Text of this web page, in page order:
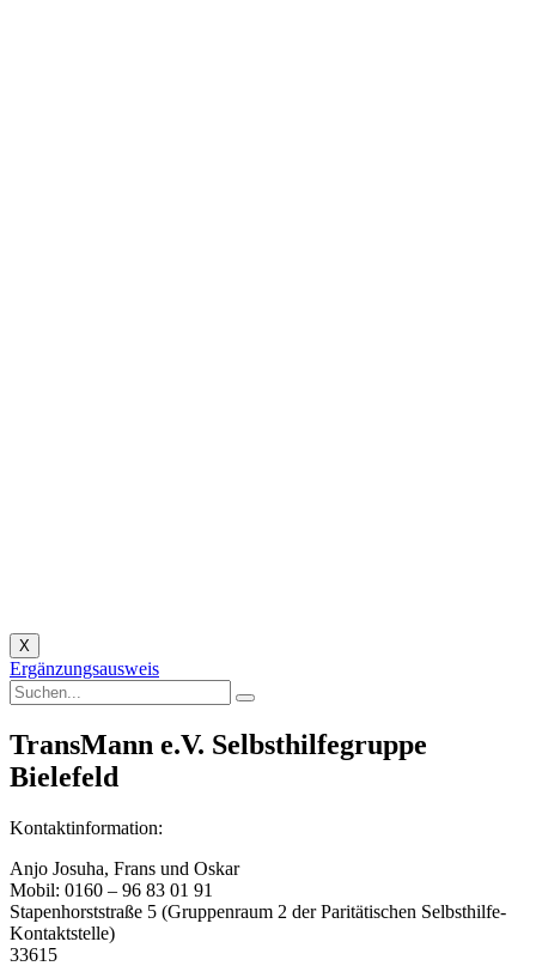
X
Ergänzungsausweis
TransMann e.V. Selbsthilfegruppe
Bielefeld
Kontaktinformation:
Anjo Josuha, Frans und Oskar
Mobil: 0160 – 96 83 01 91
Stapenhorststraße 5 (Gruppenraum 2 der Paritätischen Selbsthilfe-
Kontaktstelle)
33615